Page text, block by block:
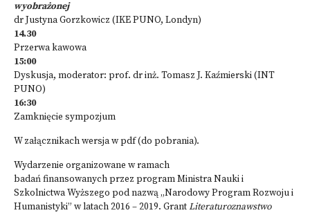
wyobrażonej
dr Justyna Gorzkowicz (IKE PUNO, Londyn)
14.30
Przerwa kawowa
15:00
Dyskusja, moderator: prof. dr inż. Tomasz J. Kaźmierski (INT
PUNO)
16:30
Zamknięcie sympozjum
W załącznikach wersja w pdf (do pobrania).
Wydarzenie organizowane w ramach
badań finansowanych przez program Ministra Nauki i
Szkolnictwa Wyższego pod nazwą „Narodowy Program Rozwoju i
Humanistyki” w latach 2016 – 2019. GrantLiteraturoznawstwo